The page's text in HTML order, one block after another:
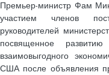
Премьер-министр Фам
участием членов
руководителей
посвященное развитию
взаимовыгодного
США после объявления